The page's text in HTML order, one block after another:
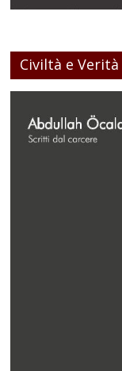
Civiltà e Verità